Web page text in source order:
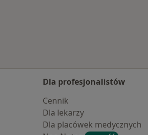
Dla profesjonalistów
Cennik
Dla lekarzy
Dla placówek medycznych